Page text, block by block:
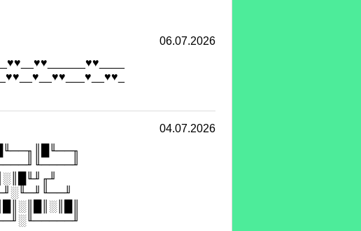
06.07.2026
04.07.2026